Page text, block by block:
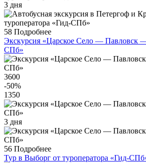
3 дня
58 Подробнее
Экскурсия «Царское Село — Павловск
СПб»
3600
-50%
1350
3 дня
56 Подробнее
Тур в Выборг от туроператора «Гид-